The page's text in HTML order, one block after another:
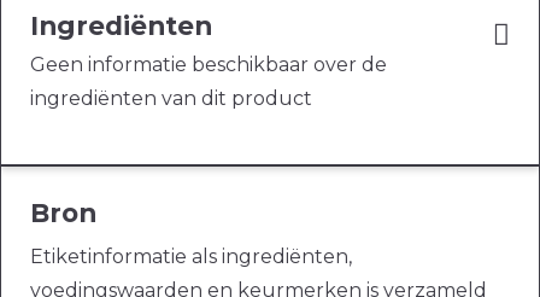
Ingrediënten
Geen informatie beschikbaar over de
ingrediënten van dit product
Bron
Etiketinformatie als ingrediënten,
voedingswaarden en keurmerken is verzameld